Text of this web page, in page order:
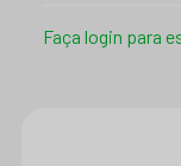
Faça login para